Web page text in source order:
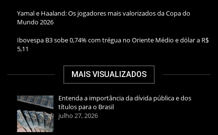
Yamal e Haaland: Os jogadores mais valorizados da Copa do
Mundo 2026
Ibovespa B3 sobe 0,74% com trégua no Oriente Médio e dólar a R$
5,11
MAIS VISUALIZADOS
Entenda a importância da dívida pública e dos
títulos para o Brasil
julho 27, 2026